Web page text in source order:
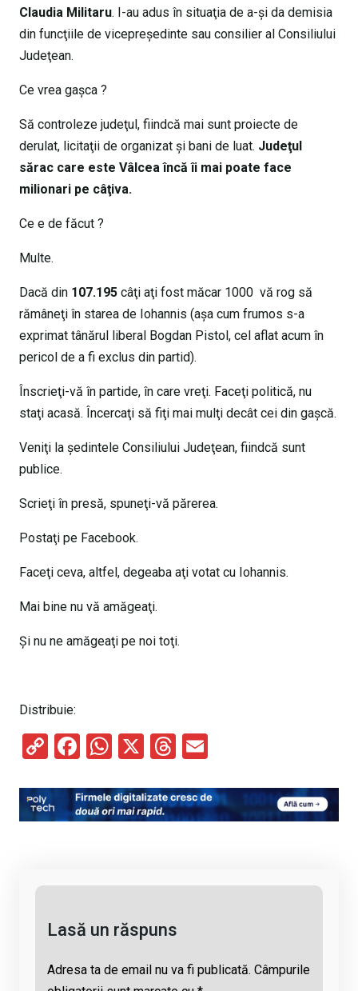
Claudia Militaru. I-au adus în situaţia de a-şi da demisia
din funcţiile de vicepreşedinte sau consilier al Consiliului
Judeţean.
Ce vrea gaşca ?
Să controleze judeţul, fiindcă mai sunt proiecte de
derulat, licitaţii de organizat şi bani de luat. Judeţul
sărac care este Vâlcea încă îi mai poate face
milionari pe câţiva.
Ce e de făcut ?
Multe.
Dacă din 107.195 câţi aţi fost măcar 1000 vă rog să
rămâneţi în starea de Iohannis (aşa cum frumos s-a
exprimat tânărul liberal Bogdan Pistol, cel aflat acum în
pericol de a fi exclus din partid).
Înscrieţi-vă în partide, în care vreţi. Faceţi politică, nu
staţi acasă. Încercaţi să fiţi mai mulţi decât cei din gaşcă.
Veniţi la şedintele Consiliului Judeţean, fiindcă sunt
publice.
Scrieţi în presă, spuneţi-vă părerea.
Postaţi pe Facebook.
Faceţi ceva, altfel, degeaba aţi votat cu Iohannis.
Mai bine nu vă amăgeaţi.
Şi nu ne amăgeaţi pe noi toţi.
Distribuie:
C
py
Li
F
ce
b
W
at
s
X
T
e
a
ail
Lasă un răspuns
Adresa ta de email nu va fi publicată. Câmpurile